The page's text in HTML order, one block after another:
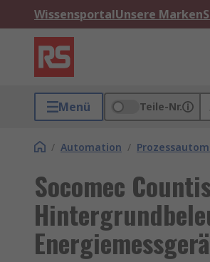
WissensportalUnsere Marken
Menü Teile-Nr.
/ Automation /
Socomec